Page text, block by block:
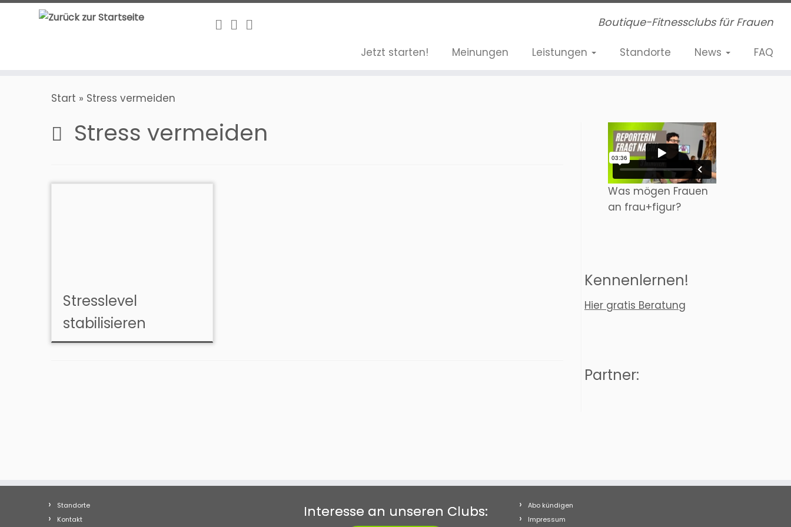
Zum
Boutique-Fitnessclubs für Frauen
Jetzt starten! Meinungen Leistungen Standorte News FAQ
Start » Stress vermeiden
Stress vermeiden
Stresslevel
stabilisieren
Was mögen Frauen
an frau+figur?
Kennenlernen!
Hier gratis Beratung
Partner:
Standorte
Kontakt
Interesse an unseren Clubs:
Abo kündigen
Impressum